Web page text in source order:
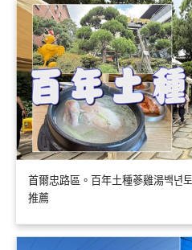
首爾忠路區。百年土種蔘雞湯백년
推薦